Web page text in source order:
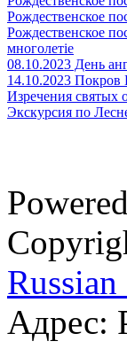
Рождественское
Рождественское
многолетіе
08.10.2023 День
14.10.2023
Изречения святых
Экскурсия по
Адрес: